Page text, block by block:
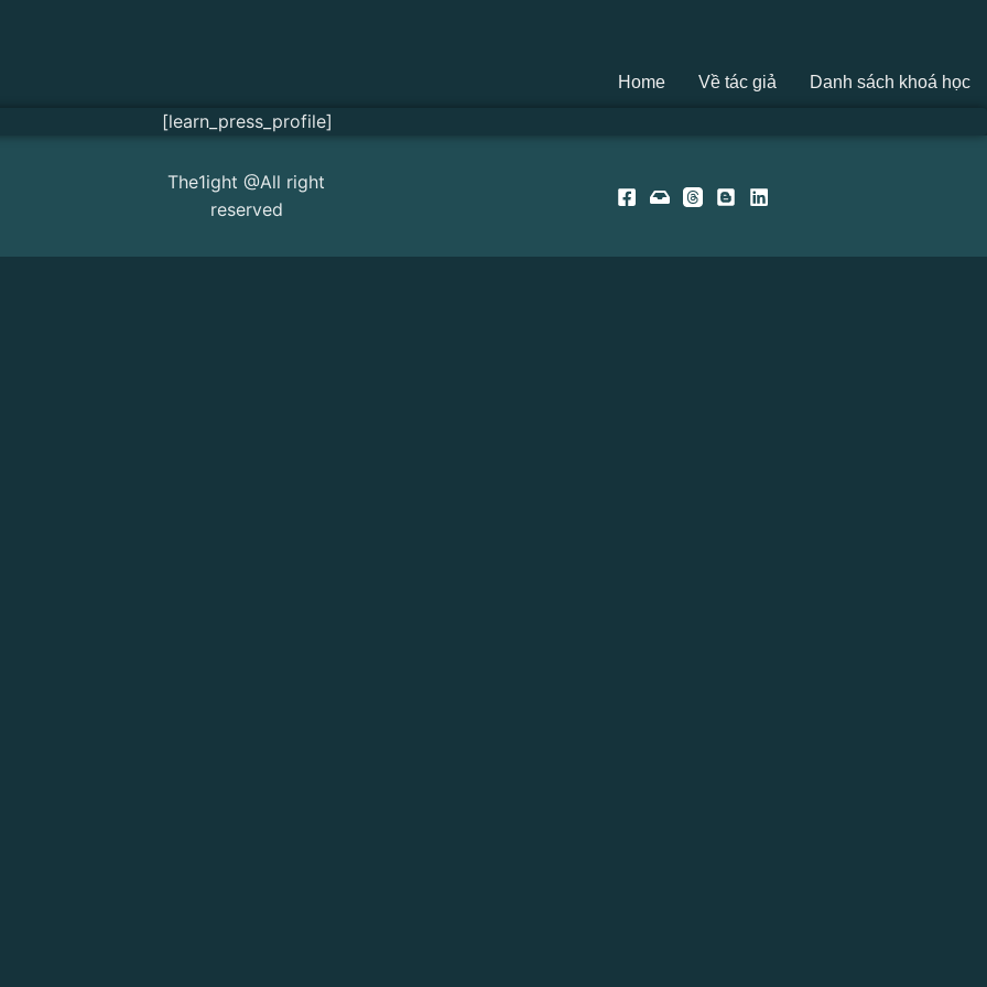
Home Về tác giả Danh sách khoá học
[learn_press_profile]
The1ight @All right
reserved